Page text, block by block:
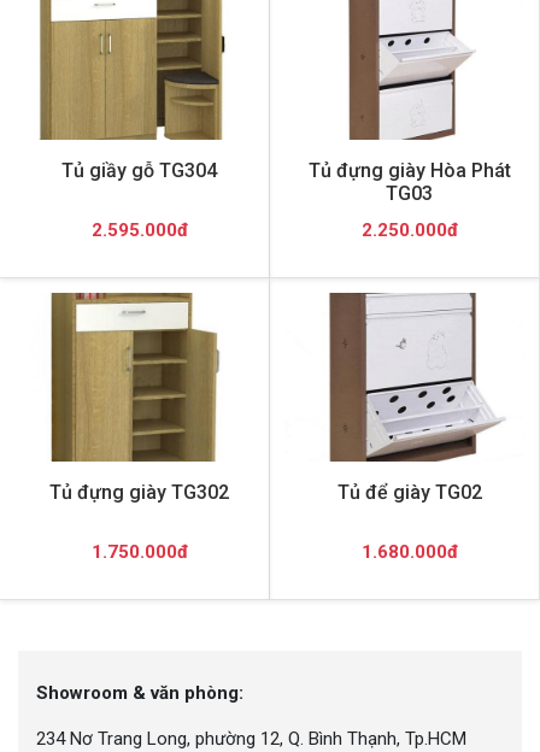
Tủ giầy gỗ TG304
2.595.000đ
Tủ đựng giày Hòa Phát
TG03
2.250.000đ
Tủ đựng giày TG302
1.750.000đ
Tủ để giày TG02
1.680.000đ
Showroom & văn phòng:
234 Nơ Trang Long, phường 12, Q. Bình Thạnh, Tp.HCM